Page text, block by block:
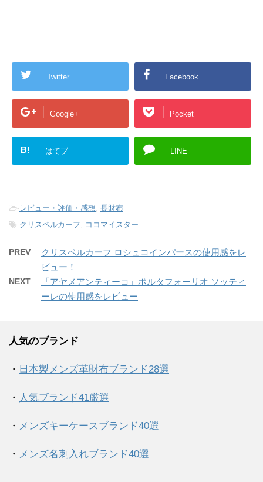
Twitter Facebook
Google+ Pocket
B! はてブ LINE
-レビュー・評価・感想, 長財布
-クリスペルカーフ, ココマイスター
PREV
クリスペルカーフ ロシュコインパースの使用感をレ
ビュー！
NEXT
「アヤメアンティーコ」ポルタフォーリオ ソッティ
ーレの使用感をレビュー
人気のブランド
・ 日本製メンズ革財布ブランド28選
・ 人気ブランド41厳選
・ メンズキーケースブランド40選
・ メンズ名刺入れブランド40選